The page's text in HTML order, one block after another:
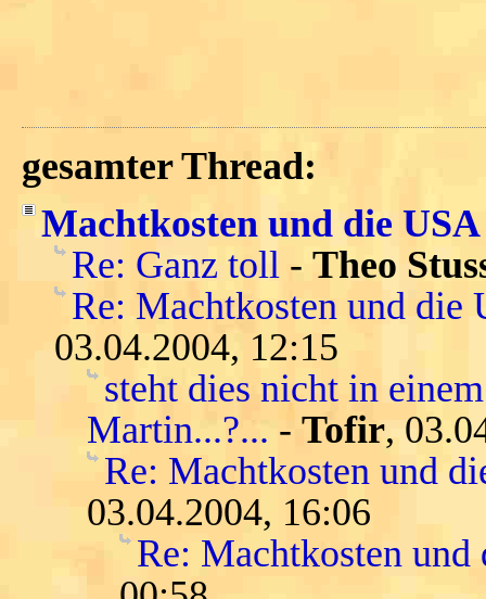
gesamter Thread:
Machtkosten und die USA
Re: Ganz toll - Theo
Re: Machtkosten und die
03.04.2004, 12:15
steht dies nicht in
Martin...?... - Tofir,
Re: Machtkosten und
03.04.2004, 16:06
Re: Machtkosten und